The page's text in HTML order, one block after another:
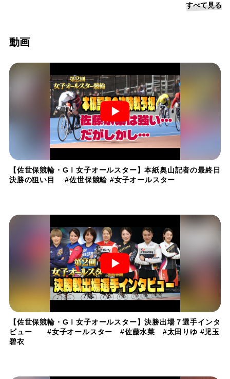
すべて見る
動画
【佐世保競輪・GⅠ女子オールスター】本紙奥山記者の最終日
決勝の狙い目 #佐世保競輪 #女子オールスター
【佐世保競輪・GⅠ女子オールスター】決勝出場７選手インタ
ビュー #女子オールスター #佐藤水菜 #太田りゆ #児玉
碧衣